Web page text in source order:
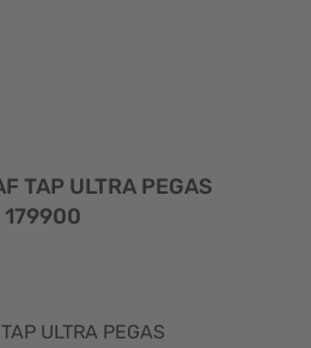
TAP ULTRA PEGAS
179900
ULTRA PEGAS